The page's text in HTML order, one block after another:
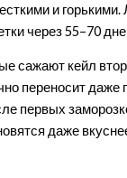
и
через 55–70
сажают кейл
переносит
первых
даже